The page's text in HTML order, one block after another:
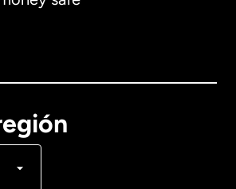
Français